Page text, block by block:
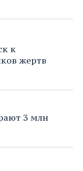
к
жертв
3 млн